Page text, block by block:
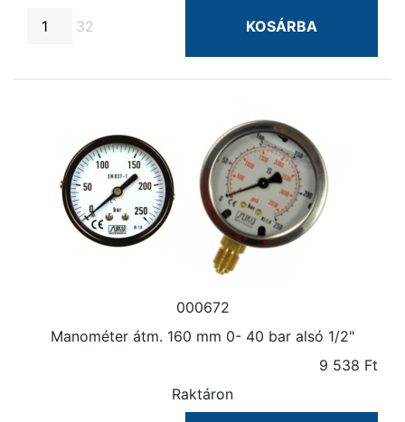
32 KOSÁRBA
000672
Manométer átm. 160 mm 0- 40 bar alsó 1/2"
9 538 Ft
Raktáron